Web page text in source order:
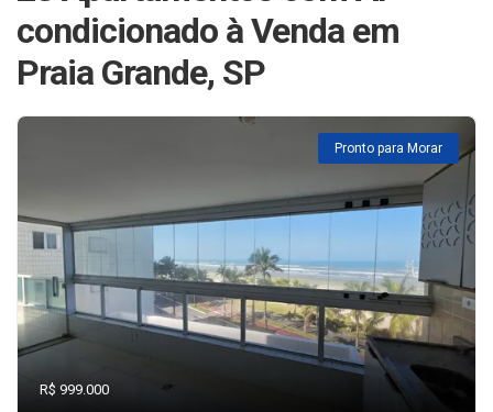
condicionado à Venda em
Praia Grande, SP
Pronto para Morar
R$ 999.000